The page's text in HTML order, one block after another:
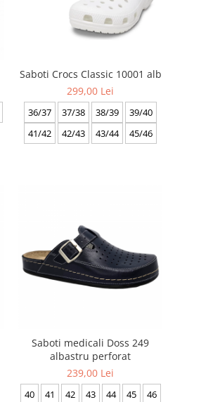
Saboti Crocs Classic 10001 alb
299,00 Lei
36/37 37/38 38/39
39/40
41/42
42/43 43/44 45/46
Saboti medicali Doss 249
albastru perforat
239,00 Lei
40 41 42 43 44 45 46